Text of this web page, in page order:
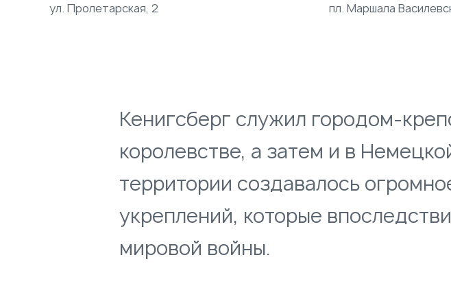
ул. Пролетарская, 2 пл. Маршала
Кенигсберг служил городом-
королевстве, а затем и в
территории создавалось
укреплений, которые
мировой войны.